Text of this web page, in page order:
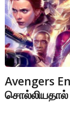
Avengers
சொல்லியதால்